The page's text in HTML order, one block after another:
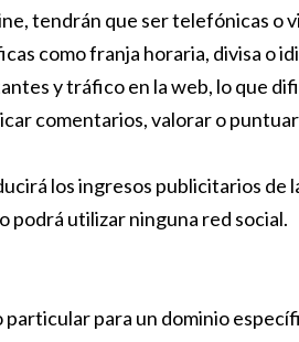
tendrán que ser telefónicas o
como franja horaria, divisa o
y tráfico en la web, lo que
comentarios, valorar o
los ingresos publicitarios de
podrá utilizar ninguna red social.
particular para un dominio